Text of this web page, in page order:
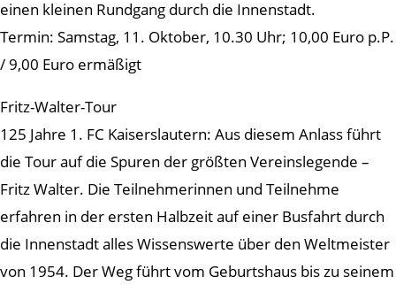
einen kleinen Rundgang durch die Innenstadt.
Termin: Samstag, 11. Oktober, 10.30 Uhr; 10,00 Euro p.P.
/ 9,00 Euro ermäßigt
Fritz-Walter-Tour
125 Jahre 1. FC Kaiserslautern: Aus diesem Anlass führt
die Tour auf die Spuren der größten Vereinslegende –
Fritz Walter. Die Teilnehmerinnen und Teilnehme
erfahren in der ersten Halbzeit auf einer Busfahrt durch
die Innenstadt alles Wissenswerte über den Weltmeister
von 1954. Der Weg führt vom Geburtshaus bis zu seinem